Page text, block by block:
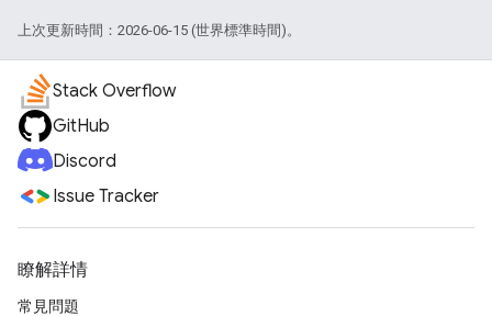
上次更新時間：2026-06-15 (世界標準時間)。
Stack Overflow
GitHub
Discord
Issue Tracker
瞭解詳情
常見問題